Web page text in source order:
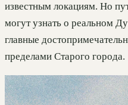
известным локациям. Но
могут узнать о реальном
главные
пределами Старого города.